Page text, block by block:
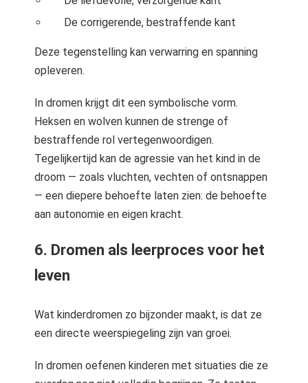
De corrigerende, bestraffende kant
Deze tegenstelling kan verwarring en spanning
opleveren.
In dromen krijgt dit een symbolische vorm.
Heksen en wolven kunnen de strenge of
bestraffende rol vertegenwoordigen.
Tegelijkertijd kan de agressie van het kind in de
droom — zoals vluchten, vechten of ontsnappen
— een diepere behoefte laten zien: de behoefte
aan autonomie en eigen kracht.
6. Dromen als leerproces voor het
leven
Wat kinderdromen zo bijzonder maakt, is dat ze
een directe weerspiegeling zijn van groei.
In dromen oefenen kinderen met situaties die ze